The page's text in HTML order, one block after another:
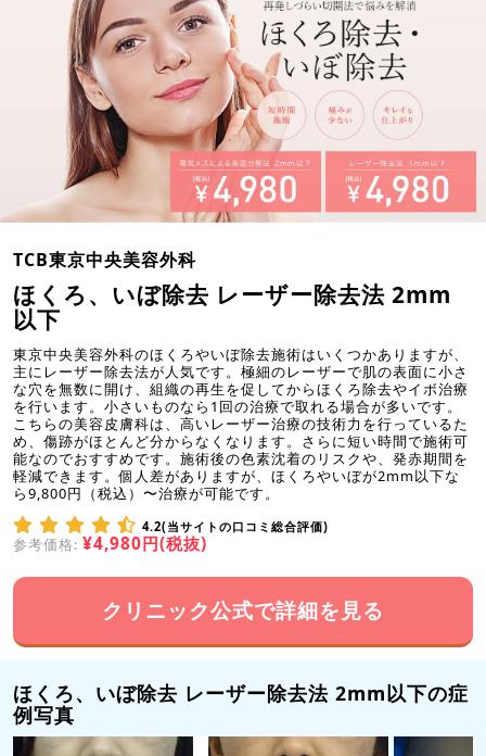
TCB東京中央美容外科
ほくろ、いぼ除去 レーザー除去法 2mm
以下
東京中央美容外科のほくろやいぼ除去施術はいくつかありますが、
主にレーザー除去法が人気です。極細のレーザーで肌の表面に小さ
な穴を無数に開け、組織の再生を促してからほくろ除去やイボ治療
を行います。小さいものなら1回の治療で取れる場合が多いです。
こちらの美容皮膚科は、高いレーザー治療の技術力を行っているた
め、傷跡がほとんど分からなくなります。さらに短い時間で施術可
能なのでおすすめです。施術後の色素沈着のリスクや、発赤期間を
軽減できます。個人差がありますが、ほくろやいぼが2mm以下な
ら9,800円（税込）〜治療が可能です。
4.2(当サイトの口コミ総合評価)
参考価格: ¥4,980円(税抜)
クリニック公式で詳細を見る
ほくろ、いぼ除去 レーザー除去法 2mm以下の症
例写真